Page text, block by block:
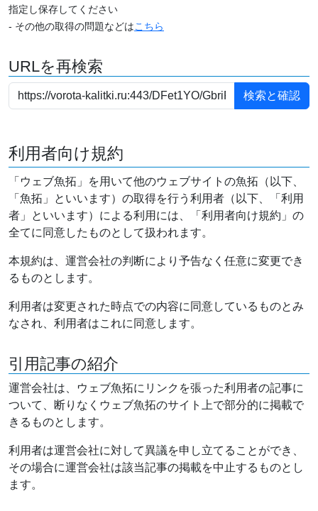
指定し保存してください
- その他の取得の問題などはこちら
URLを再検索
利用者向け規約
「ウェブ魚拓」を用いて他のウェブサイトの魚拓（以下、
「魚拓」といいます）の取得を行う利用者（以下、「利用
者」といいます）による利用には、「利用者向け規約」の
全てに同意したものとして扱われます。
本規約は、運営会社の判断により予告なく任意に変更でき
るものとします。
利用者は変更された時点での内容に同意しているものとみ
なされ、利用者はこれに同意します。
引用記事の紹介
運営会社は、ウェブ魚拓にリンクを張った利用者の記事に
ついて、断りなくウェブ魚拓のサイト上で部分的に掲載で
きるものとします。
利用者は運営会社に対して異議を申し立てることができ、
その場合に運営会社は該当記事の掲載を中止するものとし
ます。